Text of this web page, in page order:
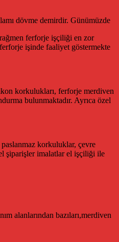
dövme demirdir. Günümüzde
ferforje işçiliği en zor
işinde faaliyet göstermekte
korkulukları, ferforje merdiven
bulunmaktadır. Ayrıca özel
korkuluklar, çevre
şiparişler imalatlar el işçiliği ile
alanlarından bazıları,merdiven